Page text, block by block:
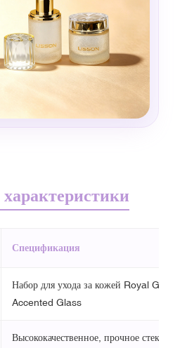
Спецификация
Набор для ухода за кожей Royal Glitter
Accented Glass
Высококачественное, прочное стекло с